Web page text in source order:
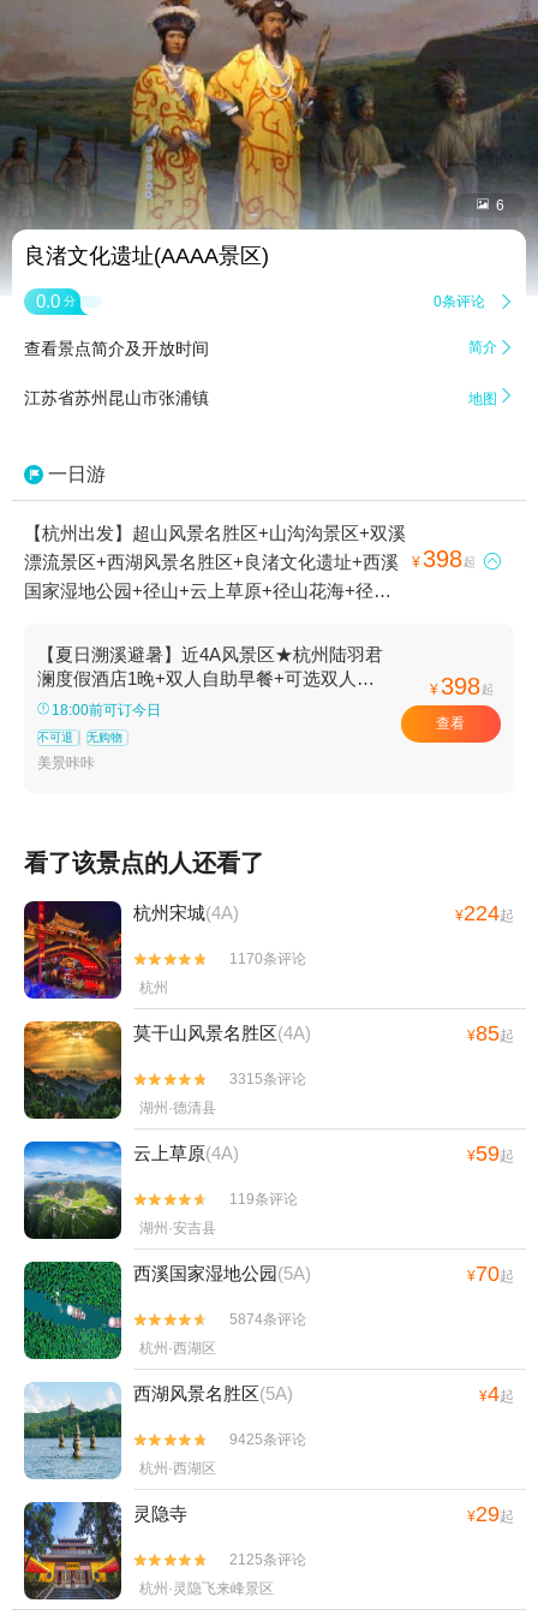
 6
良渚文化遗址(AAAA景区)
0.0 分 0条评论 
查看景点简介及开放时间 简介 
江苏省苏州昆山市张浦镇 地图 
一日游
【杭州出发】超山风景名胜区+山沟沟景区+双溪
漂流景区+西湖风景名胜区+良渚文化遗址+西溪
国家湿地公园+径山+云上草原+径山花海+径山
园+云上草原国际山地旅游度假区+云上草原国际
大马戏1日游
¥398起 
【夏日溯溪避暑】近4A风景区★杭州陆羽君
澜度假酒店1晚+双人自助早餐+可选双人径
山寺门票/露营溯溪门票等套餐
18:00前可订今日
不可退 无购物
美景咔咔
¥398起
查看
看了该景点的人还看了
杭州宋城(4A) ¥224起


1170条评论
杭州
莫干山风景名胜区(4A) ¥85起


3315条评论
湖州·德清县
云上草原(4A) ¥59起


119条评论
湖州·安吉县
西溪国家湿地公园(5A) ¥70起


5874条评论
杭州·西湖区
西湖风景名胜区(5A) ¥4起


9425条评论
杭州·西湖区
灵隐寺 ¥29起


2125条评论
杭州·灵隐飞来峰景区